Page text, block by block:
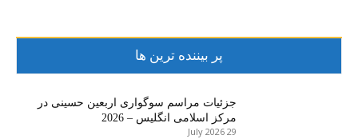
پر بیننده ترین ها
جزئیات مراسم سوگواری اربعین حسینی در
مرکز اسلامی انگلیس – 2026
29 July 2026